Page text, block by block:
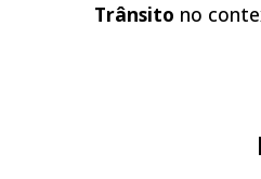
Trânsito no